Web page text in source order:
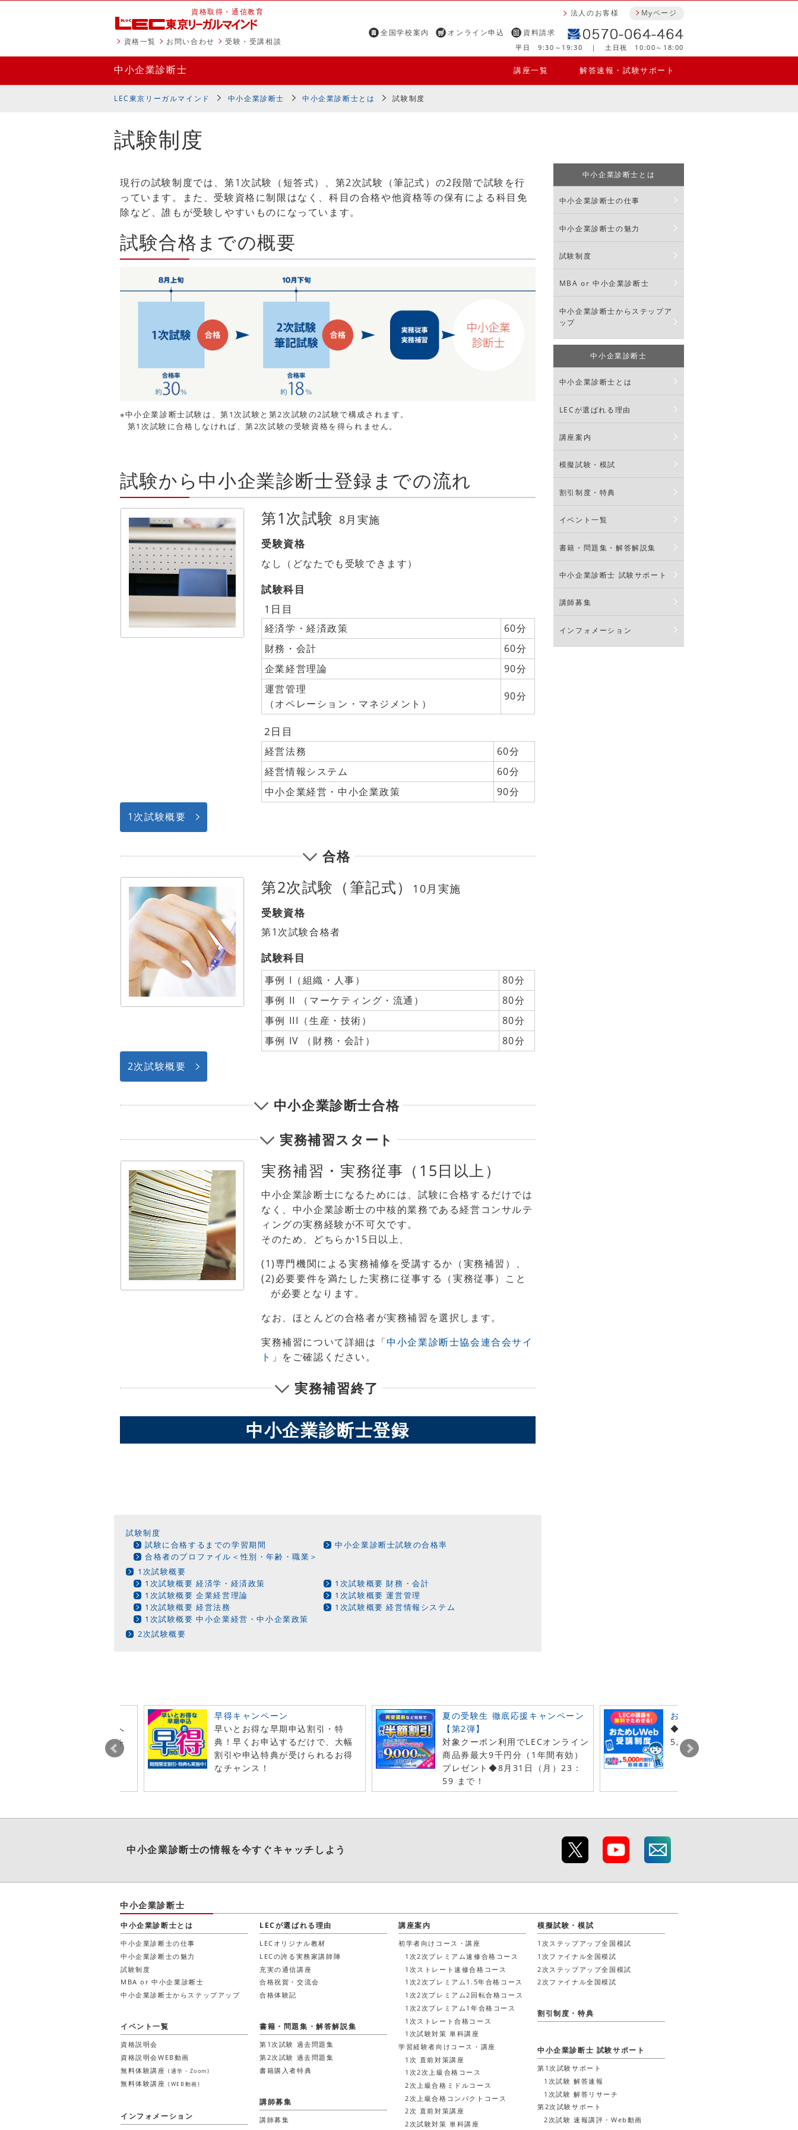
資格取得・通信教育
資格一覧 お問い合わせ 受験・受講相談
全国学校案内 オンライン申込 資料請求
Myページ
法人のお客様
平日 9:30～19:30 ｜ 土日祝 10:00～18:00
中小企業診断士 講座一覧 解答速報・試験サポート
LEC東京リーガルマインド 中小企業診断士 中小企業診断士とは 試験制度
試験制度
現行の試験制度では、第1次試験（短答式）、第2次試験（筆記式）の2段階で試験を行
っています。また、受験資格に制限はなく、科目の合格や他資格等の保有による科目免
除など、誰もが受験しやすいものになっています。
試験合格までの概要
※中小企業診断士試験は、第1次試験と第2次試験の2試験で構成されます。
第1次試験に合格しなければ、第2次試験の受験資格を得られません。
試験から中小企業診断士登録までの流れ
第1次試験 8月実施
受験資格
なし（どなたでも受験できます）
試験科目
1日目
経済学・経済政策
60分
財務・会計
60分
企業経営理論
90分
運営管理
（オペレーション・マネジメント）
90分
2日目
経営法務
60分
経営情報システム
60分
中小企業経営・中小企業政策
90分
1次試験概要
合格
第2次試験（筆記式） 10月実施
受験資格
第1次試験合格者
試験科目
事例 I（組織・人事）
80分
事例 II （マーケティング・流通）
80分
事例 III（生産・技術）
80分
事例 IV （財務・会計）
80分
2次試験概要
中小企業診断士合格
実務補習スタート
実務補習・実務従事（15日以上）
中小企業診断士になるためには、試験に合格するだけでは
なく、中小企業診断士の中核的業務である経営コンサルテ
ィングの実務経験が不可欠です。
そのため、どちらか15日以上、
(1)専門機関による実務補修を受講するか（実務補習）、
(2)必要要件を満たした実務に従事する（実務従事）こと
が必要となります。
なお、ほとんどの合格者が実務補習を選択します。
実務補習について詳細は「中小企業診断士協会連合会サイ
ト 」をご確認ください。
実務補習終了
中小企業診断士登録
試験制度
試験に合格するまでの学習期間
中小企業診断士試験の合格率
合格者のプロファイル＜性別・年齢・職業＞
1次試験概要
1次試験概要 経済学・経済政策
1次試験概要 財務・会計
1次試験概要 企業経営理論
1次試験概要 運営管理
1次試験概要 経営法務
1次試験概要 経営情報システム
1次試験概要 中小企業経営・中小企業政策
2次試験概要
中小企業診断士とは
中小企業診断士の仕事
中小企業診断士の魅力
試験制度
MBA or 中小企業診断士
中小企業診断士からステップア
ップ
中小企業診断士
中小企業診断士とは
LECが選ばれる理由
講座案内
模擬試験・模試
割引制度・特典
イベント一覧
書籍・問題集・解答解説集
中小企業診断士 試験サポート
講師募集
インフォメーション
オンライン注文した商品へ
ビュー投稿で特典ポイントを
早得キャンペーン
早いとお得な早期申込割引・特
典！早くお申込するだけで、大幅
割引や申込特典が受けられるお得
なチャンス！
夏の受験生 徹底応援キャンペーン
【第2弾】
対象クーポン利用でLECオンライン
商品券最大9千円分（1年間有効）
プレゼント◆8月31日（月）23：
59 まで！
おためしWebキャンペーン
◆おためしWeb申込で早得＋
5,000円割引クーポン即時進
中小企業診断士の情報を今すぐキャッチしよう
中小企業診断士
中小企業診断士とは
中小企業診断士の仕事
中小企業診断士の魅力
試験制度
MBA or 中小企業診断士
中小企業診断士からステップアップ
LECが選ばれる理由
LECオリジナル教材
LECの誇る実務家講師陣
充実の通信講座
合格祝賀・交流会
合格体験記
講座案内
初学者向けコース・講座
1次2次プレミアム速修合格コース
1次ストレート速修合格コース
1次2次プレミアム1.5年合格コース
1次2次プレミアム2回転合格コース
1次2次プレミアム1年合格コース
1次ストレート合格コース
1次試験対策 単科講座
学習経験者向けコース・講座
1次 直前対策講座
1次2次上級合格コース
2次上級合格ミドルコース
2次上級合格コンパクトコース
2次 直前対策講座
2次試験対策 単科講座
模擬試験・模試
1次ステップアップ全国模試
1次ファイナル全国模試
2次ステップアップ全国模試
2次ファイナル全国模試
割引制度・特典
イベント一覧
資格説明会
資格説明会WEB動画
無料体験講座(通学・Zoom)
無料体験講座(WEB動画)
書籍・問題集・解答解説集
第1次試験 過去問題集
第2次試験 過去問題集
書籍購入者特典
中小企業診断士 試験サポート
第1次試験サポート
1次試験 解答速報
1次試験 解答リサーチ
第2次試験サポート
2次試験 速報講評・Web動画
講師募集
講師募集
インフォメーション